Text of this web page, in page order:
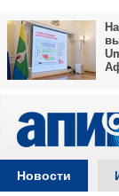
Новости